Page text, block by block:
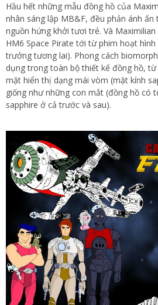
Hầu hết những mẫu đồng hồ của
nhân sáng lập MB&F, đều phản ánh
nguồn hứng khởi tươi trẻ. Và
HM6 Space Pirate tới từ phim hoạt hình
trưởng tương lai). Phong cách
dụng trong toàn bộ thiết kế đồng hồ,
mặt hiển thị dạng mái vòm (mặt kính
giống như những con mắt (đồng hồ có
sapphire ở cả trước và sau).